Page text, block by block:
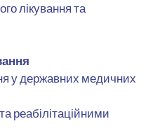
лікування та
у державних медичних
реабілітаційними